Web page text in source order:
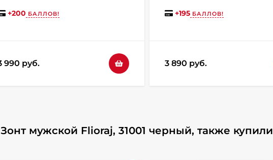
+200 БАЛЛОВ!
990 руб.
+195БАЛЛОВ!
3 890 руб.
мужской Flioraj, 31001 черный, также купили